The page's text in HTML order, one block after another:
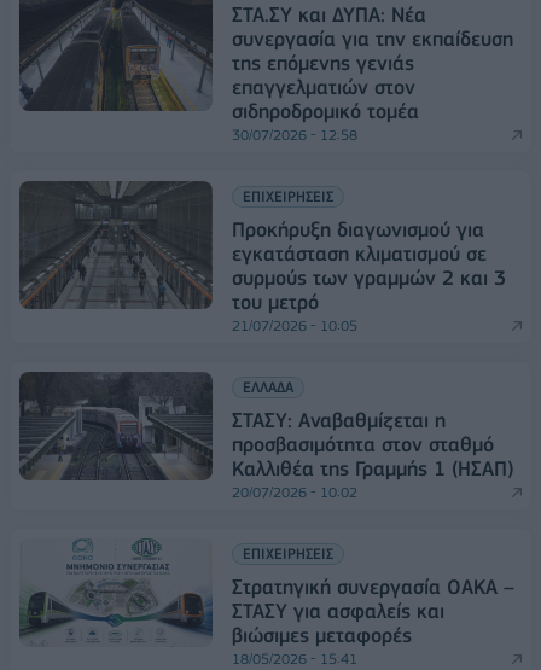
ΣΤΑ.ΣΥ και ΔΥΠΑ: Νέα
συνεργασία για την εκπαίδευση
της επόμενης γενιάς
επαγγελματιών στον
σιδηροδρομικό τομέα
30/07/2026 - 12:58
ΕΠΙΧΕΙΡΗΣΕΙΣ
Προκήρυξη διαγωνισμού για
εγκατάσταση κλιματισμού σε
συρμούς των γραμμών 2 και 3
του μετρό
21/07/2026 - 10:05
ΕΛΛΑΔΑ
ΣΤΑΣΥ: Αναβαθμίζεται η
προσβασιμότητα στον σταθμό
Καλλιθέα της Γραμμής 1 (ΗΣΑΠ)
20/07/2026 - 10:02
ΕΠΙΧΕΙΡΗΣΕΙΣ
Στρατηγική συνεργασία ΟΑΚΑ –
ΣΤΑΣΥ για ασφαλείς και
βιώσιμες μεταφορές
18/05/2026 - 15:41